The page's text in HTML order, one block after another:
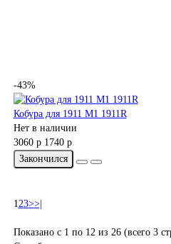
-43%
Кобура для 1911 M1 1911R
Нет в наличии
3060 р 1740 р
Закончился
123>>|
Показано с 1 по 12 из 26 (всего 3